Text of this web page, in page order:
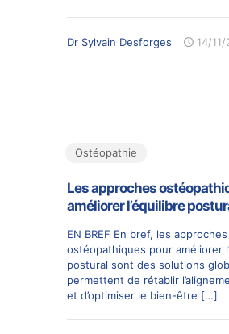
Dr Sylvain Desforges 14/
Ostéopathie
Les approches
améliorer l’équilibre
EN BREF En bref, les approches
ostéopathiques pour améliorer
postural sont des solutions
permettent de rétablir
et d’optimiser le bien-être […]